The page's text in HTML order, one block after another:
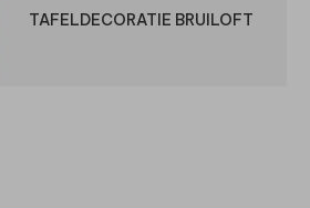
TAFELDECORATIE BRUILOFT